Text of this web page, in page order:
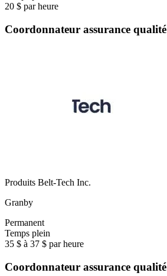
20 $ par heure
Coordonnateur assurance qualité
Produits Belt-Tech Inc.
Granby
Permanent
Temps plein
35 $ à 37 $ par heure
Coordonnateur assurance qualité